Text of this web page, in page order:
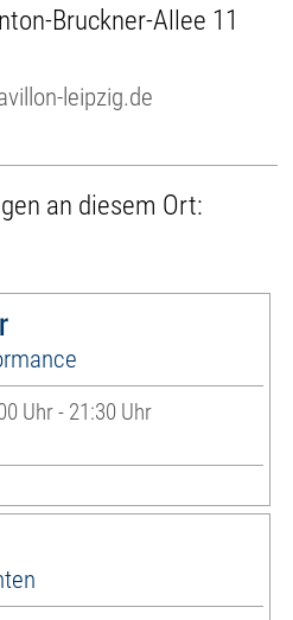
Bruckner-Allee 11
leipzig.de
an diesem Ort:
Uhr - 21:30 Uhr